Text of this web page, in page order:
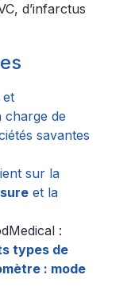
d’infarctus
et
charge de
savantes
sur la
et la
:
types de
: mode